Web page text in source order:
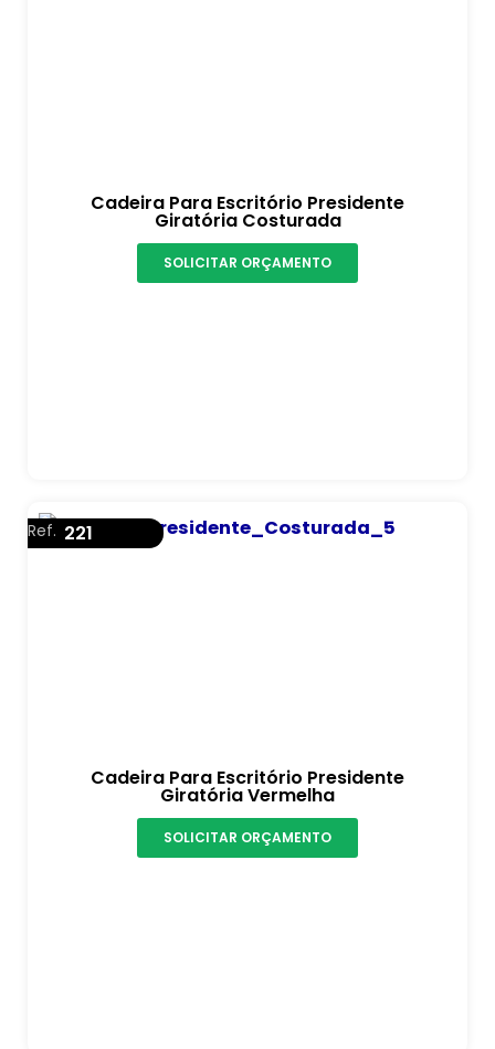
Cadeira Para Escritório Presidente
Giratória Costurada
SOLICITAR ORÇAMENTO
Cadeira Para Escritório Presidente
Giratória Vermelha
Ref. 221
SOLICITAR ORÇAMENTO